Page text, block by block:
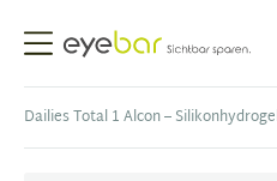
Abele Optic
Dailies Total 1 Alcon –